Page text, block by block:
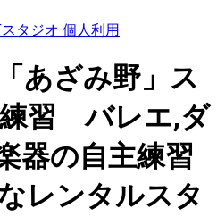
タジオ 個人利用
あざみ野」ス
習 バレエ,ダ
器の自主練習
レンタルスタ